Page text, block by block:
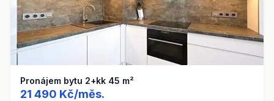
Pronájem bytu 2+kk 45 m²
21 490 Kč/měs.